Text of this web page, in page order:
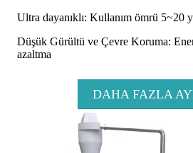
Ultra dayanıklı: Kullanım ömrü 5~20
Düşük Gürültü ve Çevre Koruma:
azaltma
DAHA FAZLA